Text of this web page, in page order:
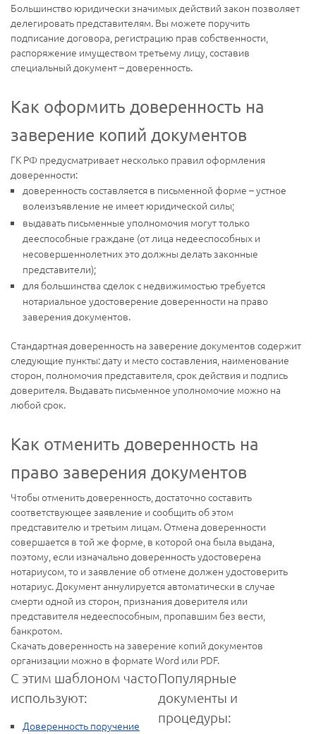
Большинство юридически значимых действий закон позволяет
делегировать представителям. Вы можете поручить
подписание договора, регистрацию прав собственности,
распоряжение имуществом третьему лицу, составив
специальный документ – доверенность.
Как оформить доверенность на
заверение копий документов
ГК РФ предусматривает несколько правил оформления
доверенности:
доверенность составляется в письменной форме – устное
волеизъявление не имеет юридической силы;
выдавать письменные уполномочия могут только
дееспособные граждане (от лица недееспособных и
несовершеннолетних это должны делать законные
представители);
для большинства сделок с недвижимостью требуется
нотариальное удостоверение доверенности на право
заверения документов.
Стандартная доверенность на заверение документов содержит
следующие пункты: дату и место составления, наименование
сторон, полномочия представителя, срок действия и подпись
доверителя. Выдавать письменное уполномочие можно на
любой срок.
Как отменить доверенность на
право заверения документов
Чтобы отменить доверенность, достаточно составить
соответствующее заявление и сообщить об этом
представителю и третьим лицам. Отмена доверенности
совершается в той же форме, в которой она была выдана,
поэтому, если изначально доверенность удостоверена
нотариусом, то и заявление об отмене должен удостоверить
нотариус. Документ аннулируется автоматически в случае
смерти одной из сторон, признания доверителя или
представителя недееспособным, пропавшим без вести,
банкротом.
Скачать доверенность на заверение копий документов
организации можно в формате Word или PDF.
С этим шаблоном часто
используют:
Доверенность поручение
Популярные
документы и
процедуры: